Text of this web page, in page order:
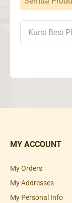
MY ACCOUNT
My Orders
My Addresses
My Personal Info